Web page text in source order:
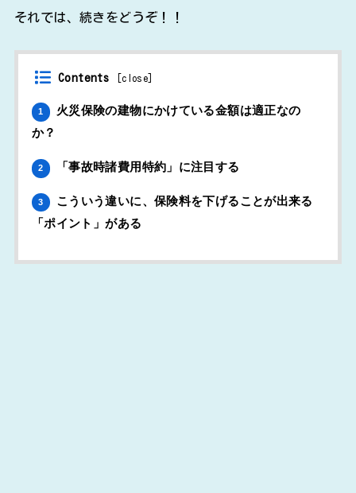
それでは、続きをどうぞ！！
Contents close
1
火災保険の建物にかけている金額は適正なの
か？
2 「事故時諸費用特約」に注目する
3
こういう違いに、保険料を下げることが出来る
「ポイント」がある